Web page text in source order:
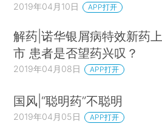
2019年04月10日 APP打开
解药|诺华银屑病特效新药上
市 患者是否望药兴叹？
2019年04月08日 APP打开
国风|“聪明药”不聪明
2019年04月05日 APP打开